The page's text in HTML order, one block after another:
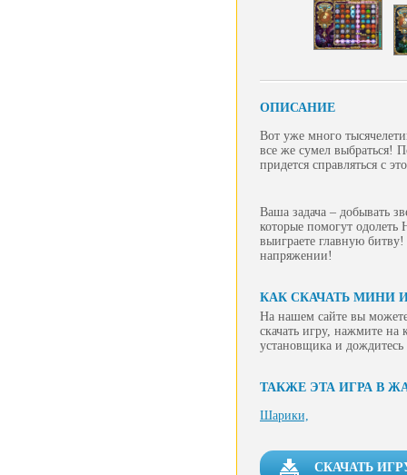
ОПИСАНИЕ
Вот уже много
все же сумел выбраться!
придется справляться с
Ваша задача – добывать
которые помогут
выиграете главную
напряжении!
КАК СКАЧАТЬ МИНИ
На нашем сайте вы
скачать игру, нажмите на
установщика и
ТАКЖЕ ЭТА ИГРА В
Шарики,
СКАЧАТЬ